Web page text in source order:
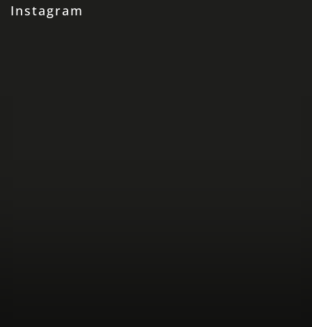
Instagram